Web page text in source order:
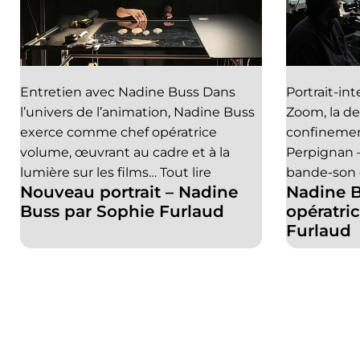
Nouveau portrait – Nadine
Buss par Sophie Furlaud
Entretien avec Nadine Buss Dans
l’univers de l’animation, Nadine Buss
exerce comme chef opératrice
volume, œuvrant au cadre et à la
lumière sur les films… Tout lire
Nadine
Furlaud
Portrait-
Zoom, la
Perpignan
bande-